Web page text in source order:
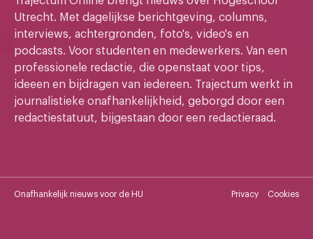
Utrecht. Met dagelijkse berichtgeving, columns,
interviews, achtergronden, foto's, video's en
podcasts. Voor studenten en medewerkers. Van een
professionele redactie, die openstaat voor tips,
ideeen en bijdragen van iedereen. Trajectum werkt in
journalistieke onafhankelijkheid, geborgd door een
redactiestatuut, bijgestaan door een redactieraad.
Onafhankelijk nieuws voor de HU Privacy Cookies